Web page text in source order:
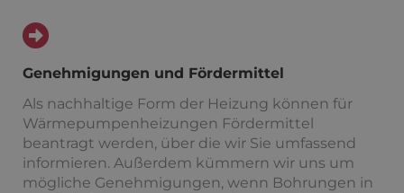
Genehmigungen und Fördermittel
Als nachhaltige Form der Heizung können für
Wärmepumpenheizungen Fördermittel
beantragt werden, über die wir Sie umfassend
informieren. Außerdem kümmern wir uns um
mögliche Genehmigungen, wenn Bohrungen in